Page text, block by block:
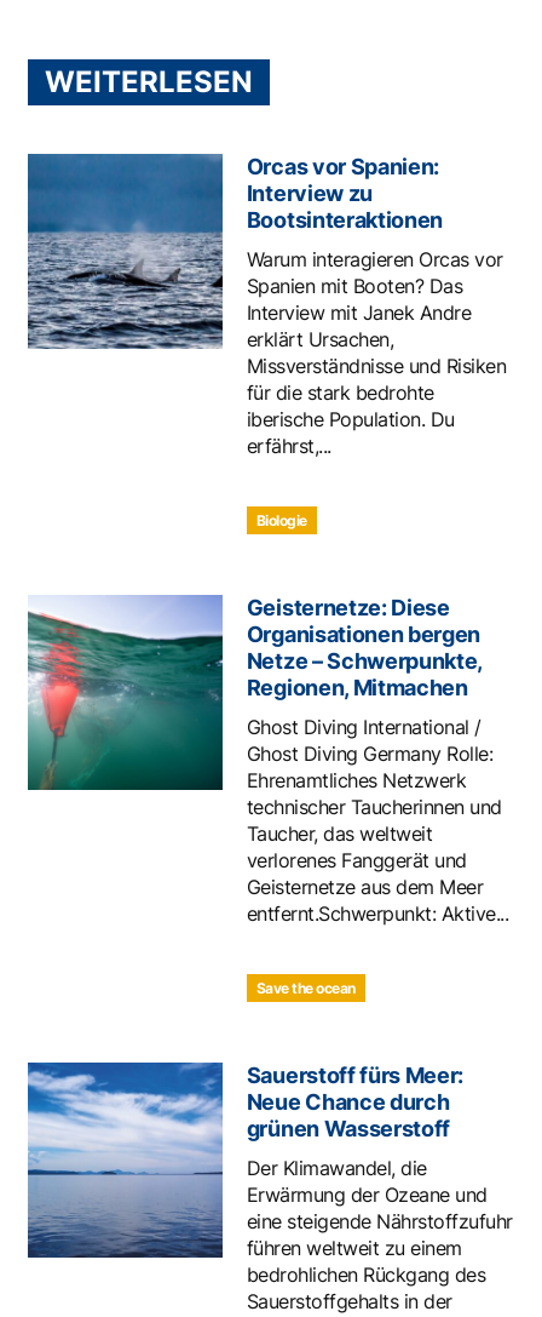
WEITERLESEN
Orcas vor Spanien:
Interview zu
Bootsinteraktionen
Warum interagieren Orcas vor
Spanien mit Booten? Das
Interview mit Janek Andre
erklärt Ursachen,
Missverständnisse und Risiken
für die stark bedrohte
iberische Population. Du
erfährst,...
Biologie
Geisternetze: Diese
Organisationen bergen
Netze – Schwerpunkte,
Regionen, Mitmachen
Ghost Diving International /
Ghost Diving Germany Rolle:
Ehrenamtliches Netzwerk
technischer Taucherinnen und
Taucher, das weltweit
verlorenes Fanggerät und
Geisternetze aus dem Meer
entfernt.Schwerpunkt: Aktive...
Save the ocean
Sauerstoff fürs Meer:
Neue Chance durch
grünen Wasserstoff
Der Klimawandel, die
Erwärmung der Ozeane und
eine steigende Nährstoffzufuhr
führen weltweit zu einem
bedrohlichen Rückgang des
Sauerstoffgehalts in der